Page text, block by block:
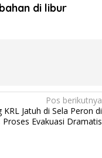
di libur
Pos berikutnya
KRL Jatuh di Sela Peron di
Proses Evakuasi Dramatis